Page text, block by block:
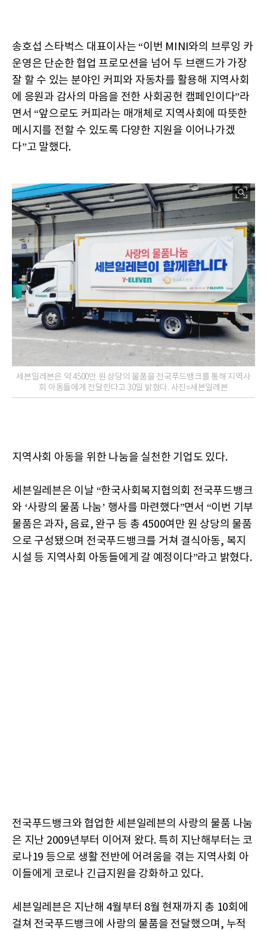
송호섭 스타벅스 대표이사는 “이번 MINI와의 브루잉 카
운영은 단순한 협업 프로모션을 넘어 두 브랜드가 가장
잘 할 수 있는 분야인 커피와 자동차를 활용해 지역사회
에 응원과 감사의 마음을 전한 사회공헌 캠페인이다”라
면서 “앞으로도 커피라는 매개체로 지역사회에 따뜻한
메시지를 전할 수 있도록 다양한 지원을 이어나가겠
다”고 말했다.
세븐일레븐은 약 4500만 원 상당의 물품을 전국푸드뱅크를 통해 지역사
회 아동들에게 전달한다고 30일 밝혔다. 사진=세븐일레븐
지역사회 아동을 위한 나눔을 실천한 기업도 있다.
세븐일레븐은 이날 “한국사회복지협의회 전국푸드뱅크
와 ‘사랑의 물품 나눔’ 행사를 마련했다”면서 “이번 기부
물품은 과자, 음료, 완구 등 총 4500여만 원 상당의 물품
으로 구성됐으며 전국푸드뱅크를 거쳐 결식아동, 복지
시설 등 지역사회 아동들에게 갈 예정이다”라고 밝혔다.
전국푸드뱅크와 협업한 세븐일레븐의 사랑의 물품 나눔
은 지난 2009년부터 이어져 왔다. 특히 지난해부터는 코
로나19 등으로 생활 전반에 어려움을 겪는 지역사회 아
이들에게 코로나 긴급지원을 강화하고 있다.
세븐일레븐은 지난해 4월부터 8월 현재까지 총 10회에
걸쳐 전국푸드뱅크에 사랑의 물품을 전달했으며, 누적